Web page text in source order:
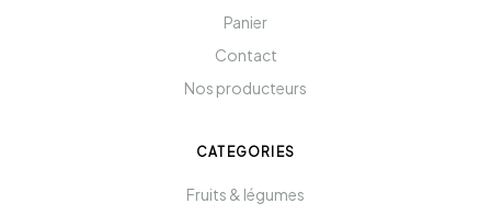
Panier
Contact
Nos producteurs
CATEGORIES
Fruits & légumes